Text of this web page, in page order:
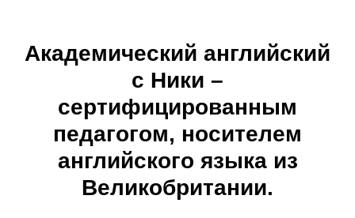
Академический английский
с Ники –
сертифицированным
педагогом, носителем
английского языка из
Великобритании.